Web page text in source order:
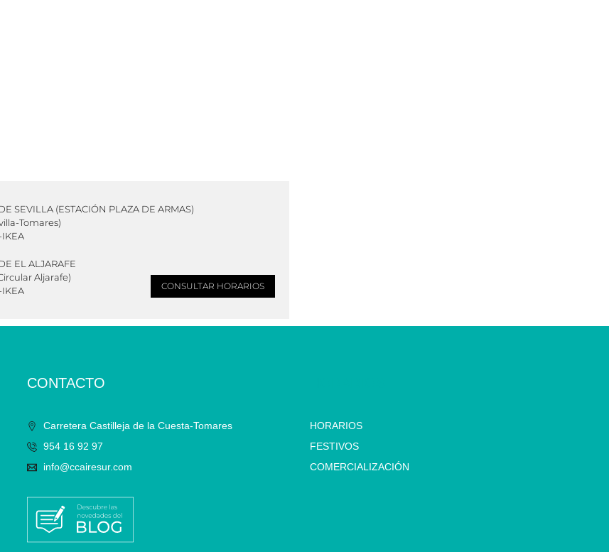
SEVILLA (ESTACIÓN PLAZA DE ARMAS)
Tomares)
EL ALJARAFE
Aljarafe)
CONSULTAR HORARIOS
CONTACTO
Carretera Castilleja de la Cuesta-Tomares
954 16 92 97
info@ccairesur.com
HORARIOS
FESTIVOS
COMERCIALIZACIÓN